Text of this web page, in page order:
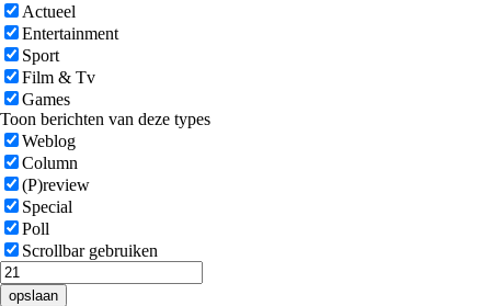
Actueel
Entertainment
Sport
Film & Tv
Games
Toon berichten van deze types
Weblog
Column
(P)review
Special
Poll
Scrollbar gebruiken
opslaan